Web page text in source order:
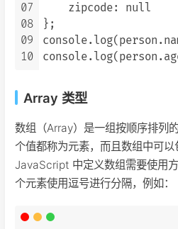
07
08
09
10
    zipcode: null
};
Array 类型
数组（Array）是一组按顺序排列
个值都称为元素，而且数组中可
JavaScript 中定义数组需要使用
个元素使用逗号进行分隔，例如：